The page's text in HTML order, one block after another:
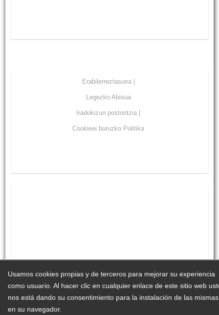
Usamos cookies propias y de terceros para mejorar su experiencia
como usuario. Al hacer clic en cualquier enlace de este sitio web
nos está dando su consentimiento para la instalación de las mismas
en su navegador.
Erabilerreztasuna |
Legezko Abisua
Iradokizun postontzia |
Cookieei buruzko Politika